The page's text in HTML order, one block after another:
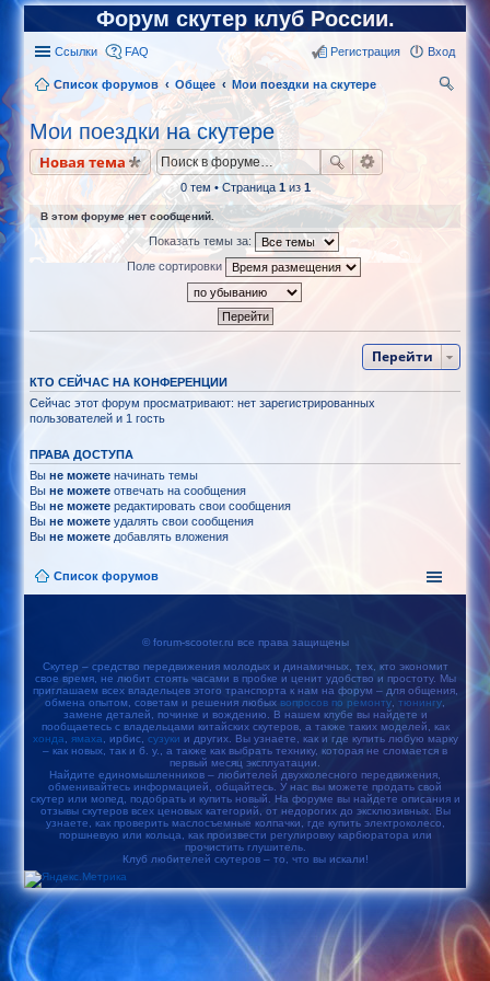
Форум скутер клуб России.
Ссылки FAQ Вход
Регистрация
Список форумов Общее
Мои поездки на скутере
Мои поездки на скутере
Новая тема
0 тем • Страница 1из 1
В этом форуме нет сообщений.
Показать темы за:
Поле сортировки
Перейти
КТО СЕЙЧАС НА КОНФЕРЕНЦИИ
Сейчас этот форум просматривают: нет зарегистрированных
пользователей и 1 гость
ПРАВА ДОСТУПА
Выне можете начинать темы
Выне можете отвечать на сообщения
Выне можете редактировать свои сообщения
Выне можете удалять свои сообщения
Выне можете добавлять вложения
Список форумов
© forum-scooter.ru все права защищены
Скутер – средство передвижения молодых и динамичных, тех, кто экономит
свое время, не любит стоять часами в пробке и ценит удобство и простоту. Мы
приглашаем всех владельцев этого транспорта к нам на форум – для общения,
обмена опытом, советам и решения любых вопросов по ремонту тюнингу
замене деталей, починке и вождению. В нашем клубе вы найдете и
пообщаетесь с владельцами китайских скутеров, а также таких моделей, как
хонда
ямаха , ирбис, сузуки и других. Вы узнаете, как и где купить любую марку
– как новых, так и б. у., а также как выбрать технику, которая не сломается в
первый месяц эксплуатации.
Найдите единомышленников – любителей двухколесного передвижения,
обменивайтесь информацией, общайтесь. У нас вы можете продать свой
скутер или мопед, подобрать и купить новый. На форуме вы найдете описания и
отзывы скутеров всех ценовых категорий, от недорогих до эксклюзивных. Вы
узнаете, как проверить маслосъемные колпачки, где купить электроколесо,
поршневую или кольца, как произвести регулировку карбюратора или
прочистить глушитель.
Клуб любителей скутеров – то, что вы искали!